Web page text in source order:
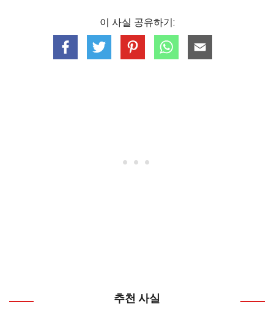
이 사실 공유하기:
추천 사실